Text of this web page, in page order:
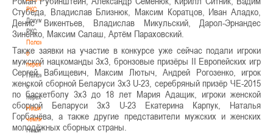
РКС
Документы
РКС
Положение
о
переходах
Положение
о
переходах
Наши
чемпионы
Наши
Стубеда, Владислав Близнюк, Максим Коратцов, Иван Аладко,
Денис Викентьев, Владислав Микульский, Дарол-Эрнандес
Зиненко, Максим Салаш, Артём Параховский.
Также заявки на участие в конкурсе уже сейчас подали игроки
мужской нацкоманды 3х3, бронзовые призёры II Европейских игр
Сергей Вабищевич, Максим Лютыч, Андрей Рогозенко, игрок
женской сборной Беларуси 3х3 U-23, серебряный призёр ЧЕ-2015
по баскетболу 3х3 до 18 лет Мария Адащик, игроки женской
сборной Беларуси 3х3 U-23 Екатерина Карпук, Наталья
Горбачёва, а также другие представители мужских и женских
молодёжных сборных страны.